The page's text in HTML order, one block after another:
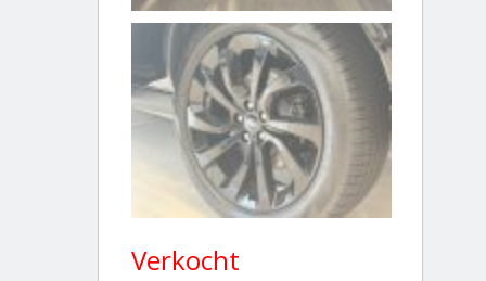
Verkocht